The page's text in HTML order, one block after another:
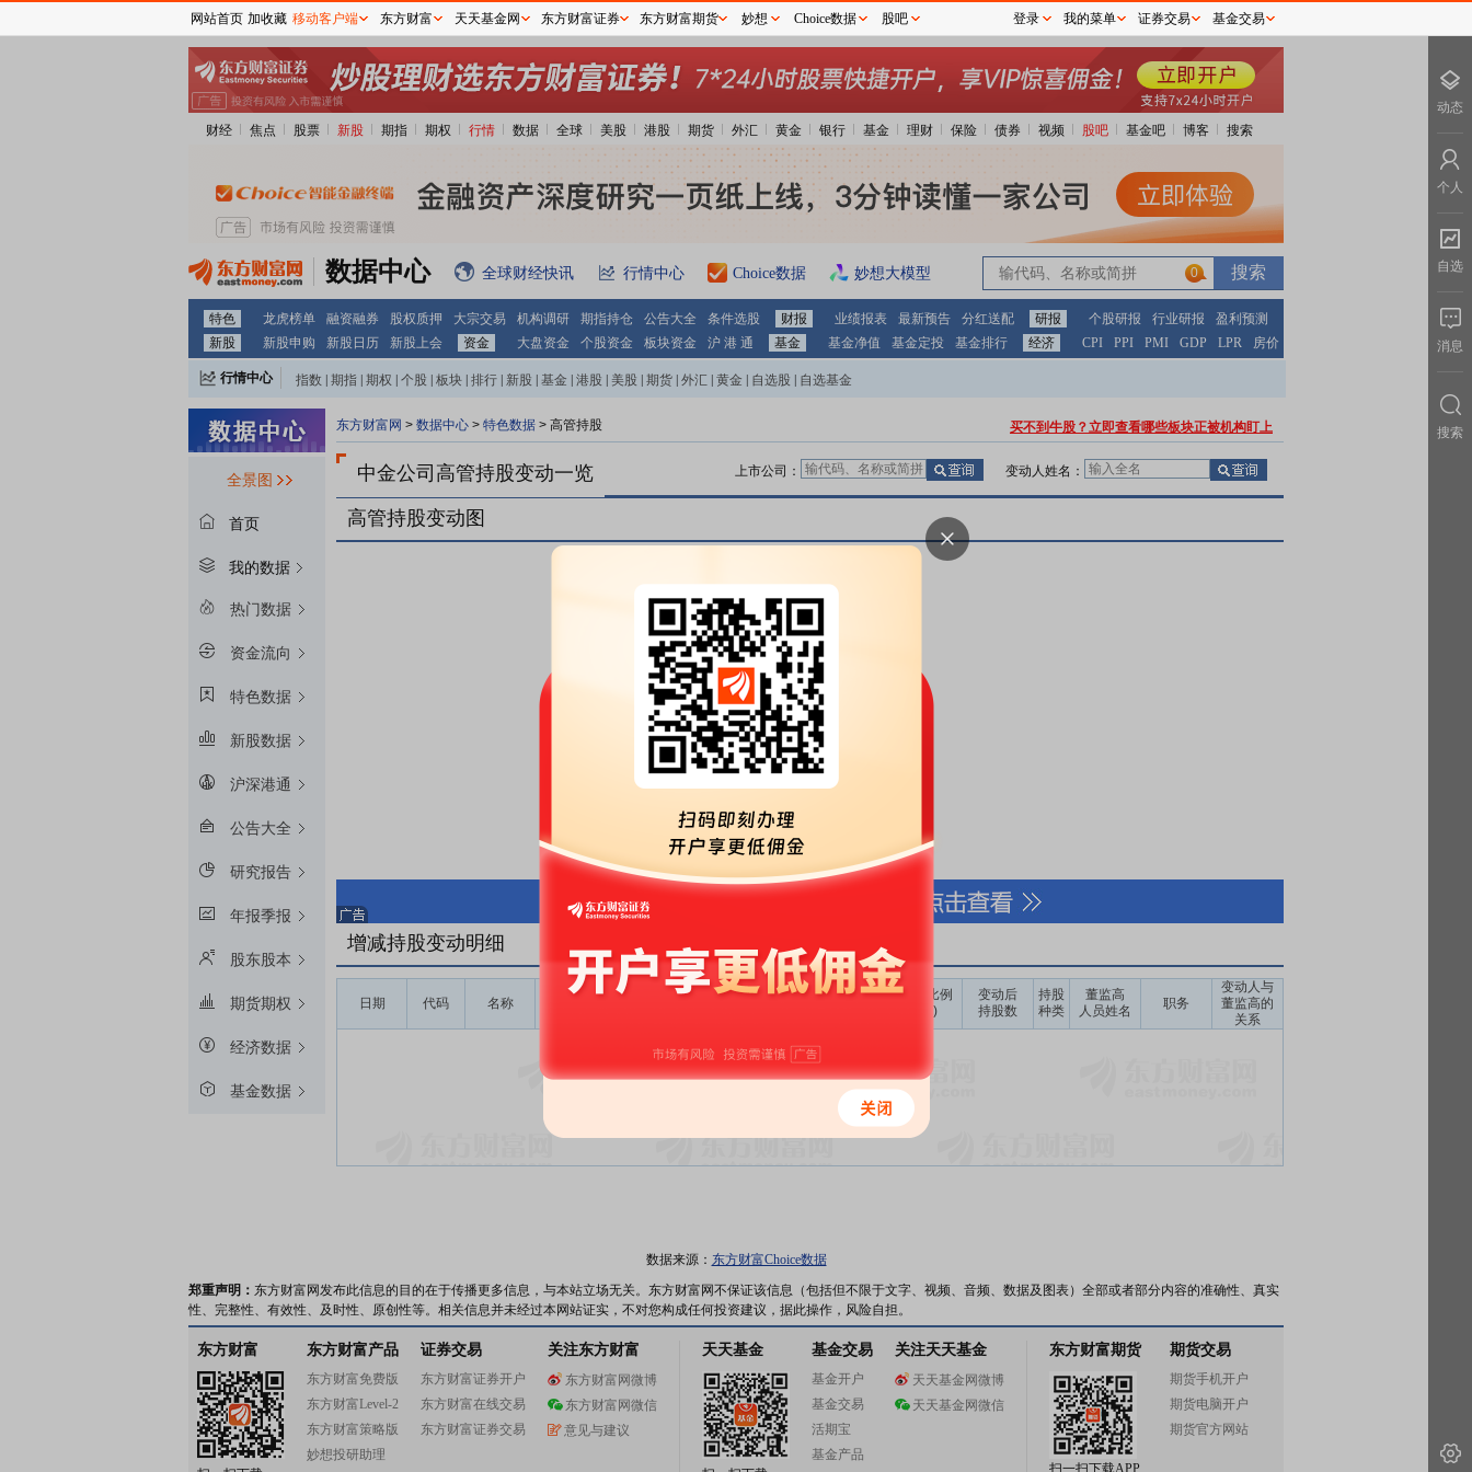
财经 焦点 股票 新股 期指 期权 行情 数据 全球 美股 港股 期货 外汇 黄金 银行 基金 理财 保险 债券 视频 股吧 基金吧 博客 搜索
数据中心 全球财经快讯 行情中心 Choice数据 妙想大模型 0
特色 龙虎榜单 融资融券 股权质押 大宗交易 机构调研 期指持仓 公告大全 条件选股 财报 业绩报表 最新预告 分红送配 研报 个股研报 行业研报
盈利预测
新股
新股申购 新股日历 新股上会 资金 大盘资金 个股资金 板块资金 沪 港 通 基金 基金净值 基金定投 基金排行 经济 CPI PPI PMI GDP LPR 房价
行情中心 指数 期指 期权 个股 板块 排行 新股 基金 港股 美股 期货 外汇 黄金 自选股 自选基金
全景图
首页
我的数据
热门数据
资金流向
特色数据
新股数据
沪深港通
公告大全
研究报告
年报季报
股东股本
期货期权
经济数据
基金数据
东方财富网 > 数据中心 > 特色数据 > 高管持股 买不到牛股？立即查看哪些板块正被机构盯上
中金公司 高管持股变动一览 变动人姓名：
上市公司：
高管持股变动图
按股份金额(万元) 按股份数量(万股)
增减持股变动明细
日期 代码 名称
成交
变动金额
变动比例
(‰)
变动后
持股数
持股
种类
董监高
人员姓名
职务
变动人与
董监高的
关系
数据来源： 东方财富Choice数据
郑重声明： 东方财富网发布此信息的目的在于传播更多信息，与本站立场无关。东方财富网不保证该信息（包括但不限于文字、视频、音频、数据及图表）全部或者部分内容的准确性、真实
性、完整性、有效性、及时性、原创性等。相关信息并未经过本网站证实，不对您构成任何投资建议，据此操作，风险自担。
东方财富 东方财富产品
东方财富免费版
东方财富Level-2
东方财富策略版
妙想投研助理
证券交易
东方财富证券开户
东方财富在线交易
东方财富证券交易
关注东方财富
东方财富网微博
东方财富网微信
意见与建议
天天基金 基金交易
基金开户
基金交易
活期宝
基金产品
关注天天基金
天天基金网微博
天天基金网微信
东方财富期货
扫一扫下载APP
期货交易
期货手机开户
期货电脑开户
期货官方网站
网站首页 加收藏 移动客户端 东方财富 天天基金网 东方财富证券 东方财富期货 妙想 Choice数据 股吧 登录 我的菜单 证券交易 基金交易
动态
个人
自选
消息
搜索